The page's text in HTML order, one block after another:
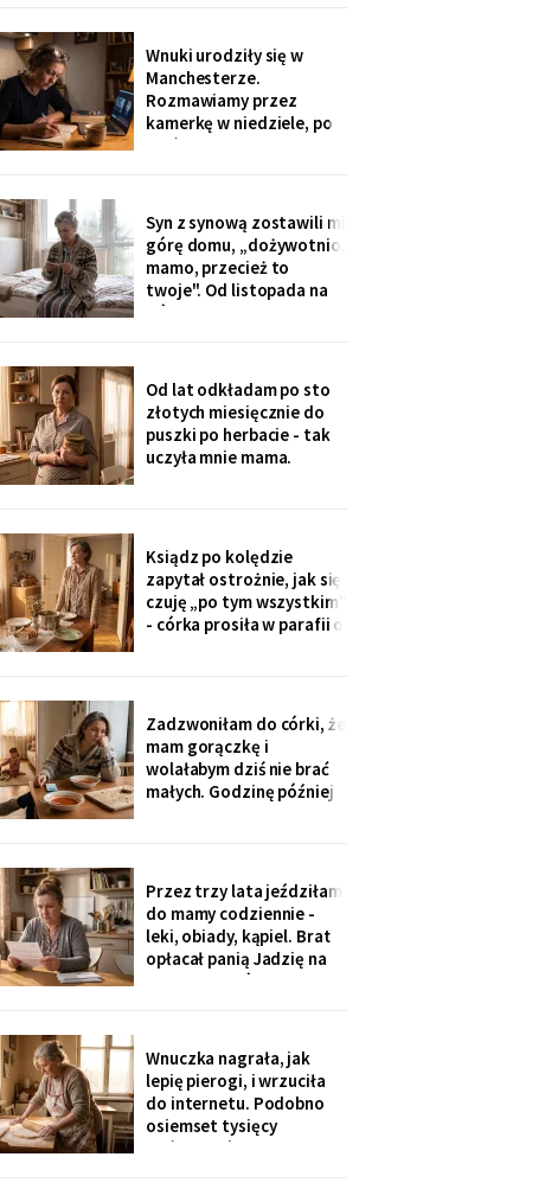
jesteśmy spokojni,
mamo". Od marca nikt nie
przyjechał. Na każdym
pudełku naklejka: moje
imię
Wnuki urodziły się w
Manchesterze.
Rozmawiamy przez
kamerkę w niedziele, po
pięć minut, bo „im się
angielsku, a syn
przetłumaczył ze
śmiechem: „pyta, kim jest
ta pani". Kupiłam zeszyt i
uczę się angielskiego
Syn z synową zostawili mi
górę domu, „dożywotnio,
mamo, przecież to
twoje". Od listopada na
górze grzeje tylko jeden
Rano w moim pokoju jest
czternaście stopni.
Termometr przyniosła mi
wnuczka - ona
Od lat odkładam po sto
złotych miesięcznie do
puszki po herbacie - tak
uczyła mnie mama.
wizycie żartuje przy
wszystkich: „u mamy
bank, a my się męczymy z
kredytem". Puszkę
Ksiądz po kolędzie
zapytał ostrożnie, jak się
czuję „po tym wszystkim"
- córka prosiła w parafii o
ja co niedzielę czekam z
obiadem. Ostatni raz
przyszli we wrześniu.
Zadzwoniłam do córki, że
mam gorączkę i
wolałabym dziś nie brać
małych. Godzinę później
przyszedł SMS: „Podasz
im obiad? Wrócimy
głodni".
Przez trzy lata jeździłam
do mamy codziennie -
leki, obiady, kąpiel. Brat
opłacał panią Jadzię na
kilka poranków w
rozliczenie: „twoja
połowa za opiekunkę,
osiem tysięcy. Mama by
tak chciała".
Wnuczka nagrała, jak
lepię pierogi, i wrzuciła
do internetu. Podobno
osiemset tysięcy
wyświetleń - ludzie z